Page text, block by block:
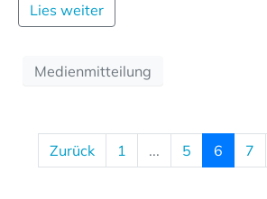
Lies weiter
Medienmitteilung
Zurück 1 ... 5 6 7